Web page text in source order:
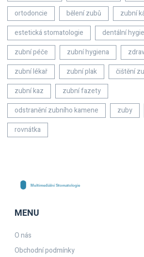
ortodoncie
bělení zubů
zubní
estetická stomatologie
dentální
zubní péče
zubní hygiena
zubní lékař
zubní plak
čištění
zubní kaz
zubní fazety
odstranění zubního kamene
zuby
rovnátka
MENU
O nás
Obchodní podmínky